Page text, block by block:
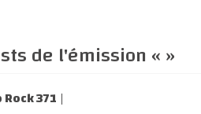
de l'émission « »
371 |